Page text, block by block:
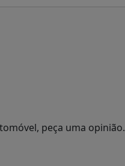
peça uma opinião.